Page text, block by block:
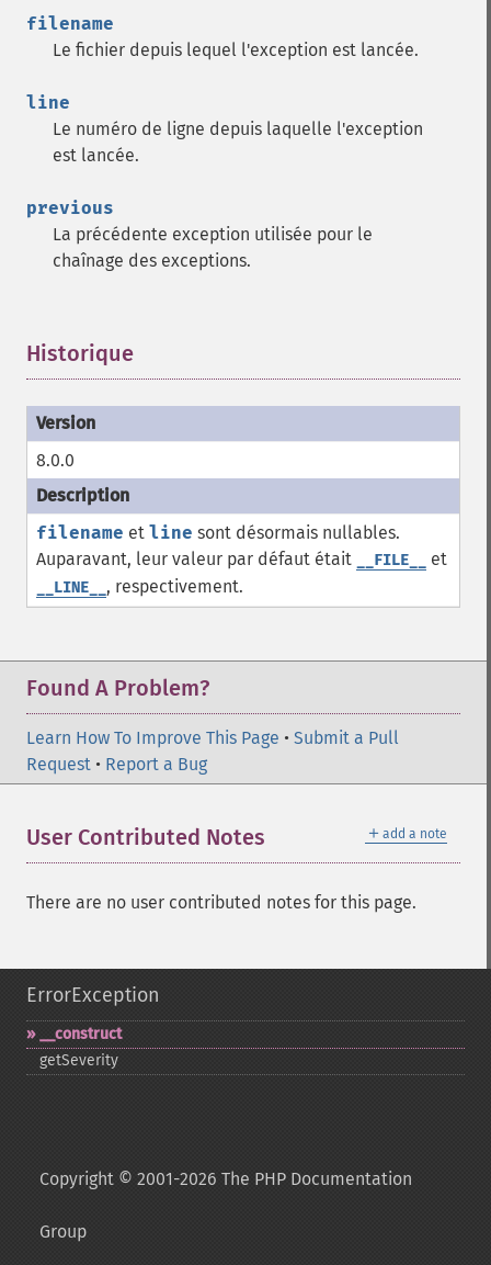
filename
Le fichier depuis lequel l'exception est lancée.
line
Le numéro de ligne depuis laquelle l'exception
est lancée.
previous
La précédente exception utilisée pour le
chaînage des exceptions.
Historique
8.0.0
filename et line sont désormais nullables.
Auparavant, leur valeur par défaut était
__FILE__ et
__LINE__ , respectivement.
Found A Problem?
Learn How To Improve This Page • Submit a Pull
Request • Report a Bug
＋ add a note
User Contributed Notes
There are no user contributed notes for this page.
ErrorException
_​_​construct
getSeverity
Copyright © 2001-2026 The PHP Documentation
Group